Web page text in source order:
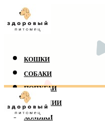
КОШКИ
СОБАКИ
ПОПУГАИ
РЕПТИЛИИ
ХОМЯКИ